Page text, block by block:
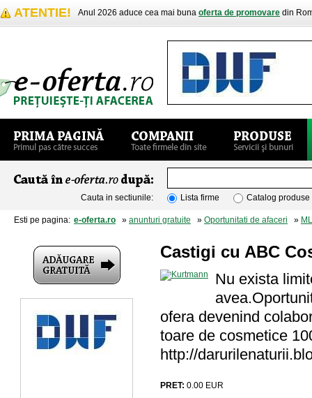
ATENTIE! Anul 2026 aduce cea mai buna oferta de promovare din
Cauta in sectiunile: Lista firme Catalog produse
Esti pe pagina: e-oferta.ro » anunturi gratuite » Oportunitati de afaceri »
Castigi cu ABC
Nu exista
ofera devenind
toare de cosmetice
http://
PRET: 0.00 EUR